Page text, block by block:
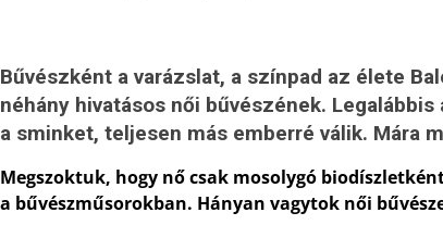
Bűvészként a varázslat, a színpad az élete
néhány hivatásos női bűvészének.
a sminket, teljesen más emberré válik. Mára
Megszoktuk, hogy nő csak mosolygó
a bűvészműsorokban. Hányan vagytok női